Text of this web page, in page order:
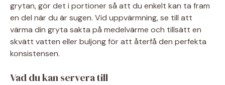
grytan, gör det i portioner så att du enkelt kan ta fram
en del när du är sugen. Vid uppvärmning, se till att
värma din gryta sakta på medelvärme och tillsätt en
skvätt vatten eller buljong för att återfå den perfekta
konsistensen.
Vad du kan servera till